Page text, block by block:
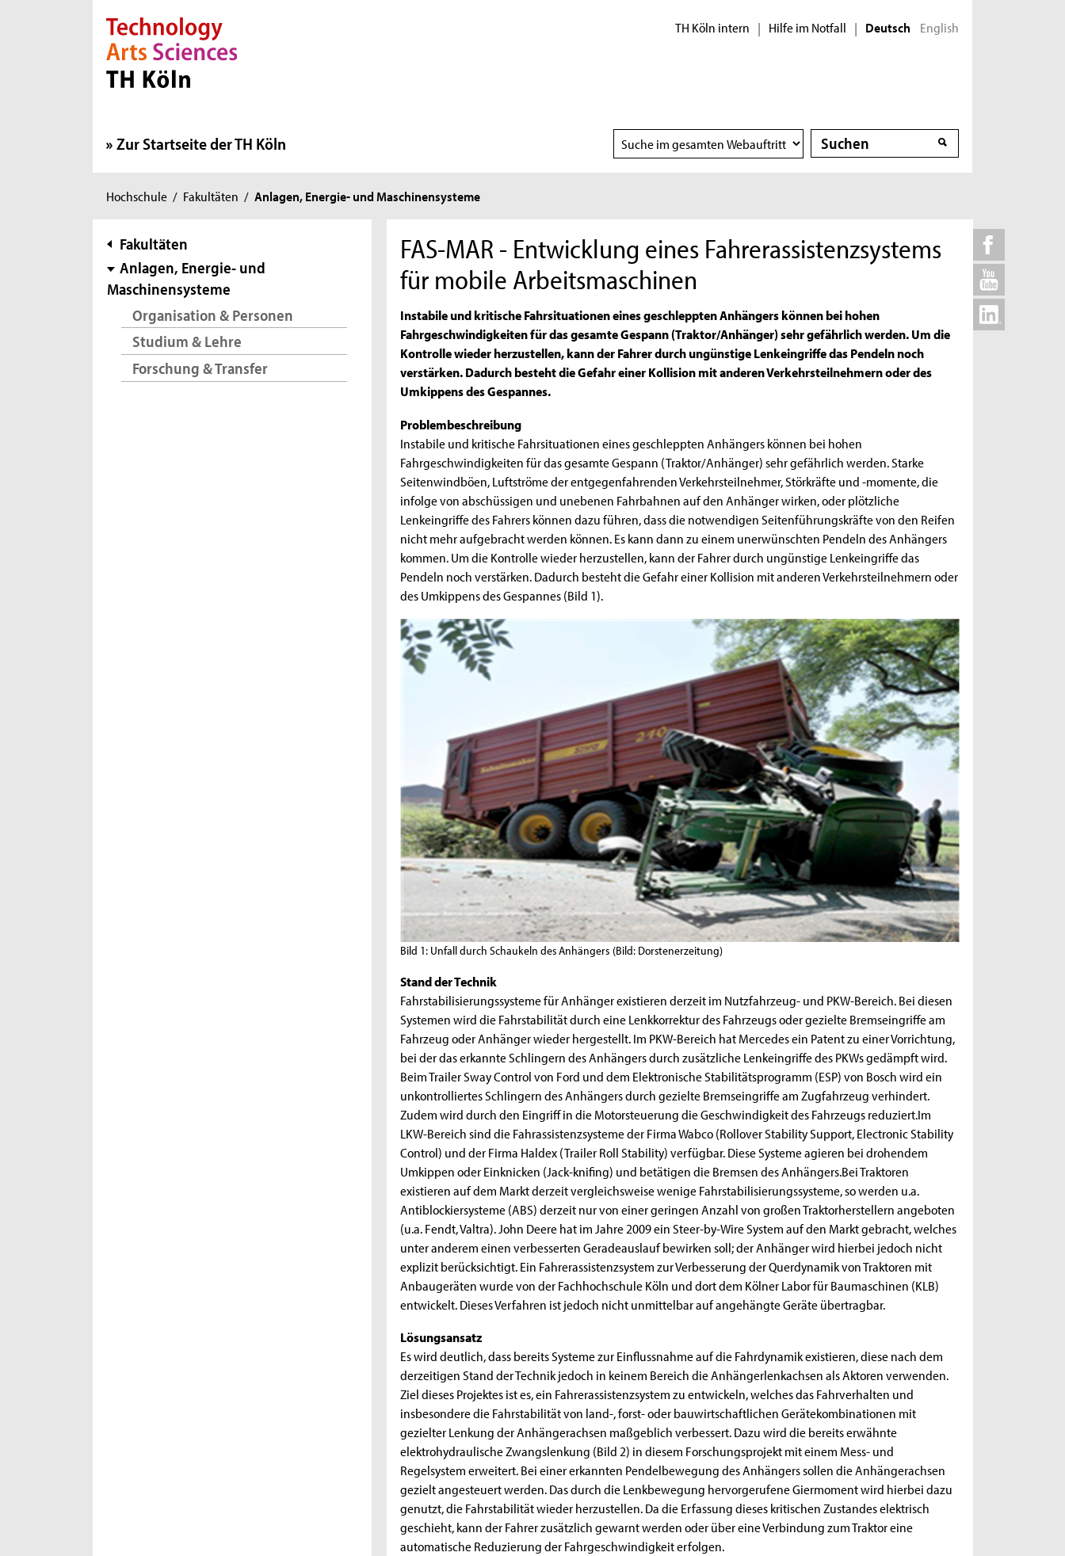
Direkt zur Hauptnavigation
Direkt zur Subnavigation
Direkt zum Inhalt
Direkt zum Fußbereich TH Köln intern | Hilfe im Notfall | Deutsch English
Zur Startseite der TH Köln
Suchbereich
wählen
Suche
Suche
Sie
hier:
Hochschule / Fakultäten / Anlagen, Energie- und Maschinensysteme
Subnavigation
Fakultäten
Anlagen, Energie- und
Maschinensysteme
Organisation & Personen
Studium & Lehre
Forschung & Transfer
FAS-MAR - Entwicklung eines Fahrerassistenzsystems
für mobile Arbeitsmaschinen
Instabile und kritische Fahrsituationen eines geschleppten Anhängers können bei hohen
Fahrgeschwindigkeiten für das gesamte Gespann (Traktor/Anhänger) sehr gefährlich werden. Um die
Kontrolle wieder herzustellen, kann der Fahrer durch ungünstige Lenkeingriffe das Pendeln noch
verstärken. Dadurch besteht die Gefahr einer Kollision mit anderen Verkehrsteilnehmern oder des
Umkippens des Gespannes.
Problembeschreibung
Instabile und kritische Fahrsituationen eines geschleppten Anhängers können bei hohen
Fahrgeschwindigkeiten für das gesamte Gespann (Traktor/Anhänger) sehr gefährlich werden. Starke
Seitenwindböen, Luftströme der entgegenfahrenden Verkehrsteilnehmer, Störkräfte und -momente, die
infolge von abschüssigen und unebenen Fahrbahnen auf den Anhänger wirken, oder plötzliche
Lenkeingriffe des Fahrers können dazu führen, dass die notwendigen Seitenführungskräfte von den Reifen
nicht mehr aufgebracht werden können. Es kann dann zu einem unerwünschten Pendeln des Anhängers
kommen. Um die Kontrolle wieder herzustellen, kann der Fahrer durch ungünstige Lenkeingriffe das
Pendeln noch verstärken. Dadurch besteht die Gefahr einer Kollision mit anderen Verkehrsteilnehmern oder
des Umkippens des Gespannes (Bild 1).
Bild 1: Unfall durch Schaukeln des Anhängers (Bild: Dorstenerzeitung)
Stand der Technik
Fahrstabilisierungssysteme für Anhänger existieren derzeit im Nutzfahrzeug- und PKW-Bereich. Bei diesen
Systemen wird die Fahrstabilität durch eine Lenkkorrektur des Fahrzeugs oder gezielte Bremseingriffe am
Fahrzeug oder Anhänger wieder hergestellt. Im PKW-Bereich hat Mercedes ein Patent zu einer Vorrichtung,
bei der das erkannte Schlingern des Anhängers durch zusätzliche Lenkeingriffe des PKWs gedämpft wird.
Beim Trailer Sway Control von Ford und dem Elektronische Stabilitätsprogramm (ESP) von Bosch wird ein
unkontrolliertes Schlingern des Anhängers durch gezielte Bremseingriffe am Zugfahrzeug verhindert.
Zudem wird durch den Eingriff in die Motorsteuerung die Geschwindigkeit des Fahrzeugs reduziert.Im
LKW-Bereich sind die Fahrassistenzsysteme der Firma Wabco (Rollover Stability Support, Electronic Stability
Control) und der Firma Haldex (Trailer Roll Stability) verfügbar. Diese Systeme agieren bei drohendem
Umkippen oder Einknicken (Jack-knifing) und betätigen die Bremsen des Anhängers.Bei Traktoren
existieren auf dem Markt derzeit vergleichsweise wenige Fahrstabilisierungssysteme, so werden u.a.
Antiblockiersysteme (ABS) derzeit nur von einer geringen Anzahl von großen Traktorherstellern angeboten
(u.a. Fendt, Valtra). John Deere hat im Jahre 2009 ein Steer-by-Wire System auf den Markt gebracht, welches
unter anderem einen verbesserten Geradeauslauf bewirken soll; der Anhänger wird hierbei jedoch nicht
explizit berücksichtigt. Ein Fahrerassistenzsystem zur Verbesserung der Querdynamik von Traktoren mit
Anbaugeräten wurde von der Fachhochschule Köln und dort dem Kölner Labor für Baumaschinen (KLB)
entwickelt. Dieses Verfahren ist jedoch nicht unmittelbar auf angehängte Geräte übertragbar.
Lösungsansatz
Es wird deutlich, dass bereits Systeme zur Einflussnahme auf die Fahrdynamik existieren, diese nach dem
derzeitigen Stand der Technik jedoch in keinem Bereich die Anhängerlenkachsen als Aktoren verwenden.
Ziel dieses Projektes ist es, ein Fahrerassistenzsystem zu entwickeln, welches das Fahrverhalten und
insbesondere die Fahrstabilität von land-, forst- oder bauwirtschaftlichen Gerätekombinationen mit
gezielter Lenkung der Anhängerachsen maßgeblich verbessert. Dazu wird die bereits erwähnte
elektrohydraulische Zwangslenkung (Bild 2) in diesem Forschungsprojekt mit einem Mess- und
Regelsystem erweitert. Bei einer erkannten Pendelbewegung des Anhängers sollen die Anhängerachsen
gezielt angesteuert werden. Das durch die Lenkbewegung hervorgerufene Giermoment wird hierbei dazu
genutzt, die Fahrstabilität wieder herzustellen. Da die Erfassung dieses kritischen Zustandes elektrisch
geschieht, kann der Fahrer zusätzlich gewarnt werden oder über eine Verbindung zum Traktor eine
automatische Reduzierung der Fahrgeschwindigkeit erfolgen.